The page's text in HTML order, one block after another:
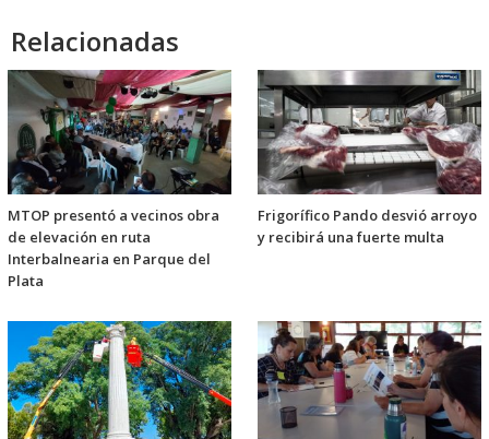
Relacionadas
MTOP presentó a vecinos obra
de elevación en ruta
Interbalnearia en Parque del
Plata
Frigorífico Pando desvió arroyo
y recibirá una fuerte multa